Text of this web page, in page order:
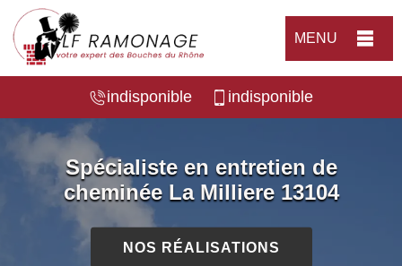
MENU
indisponible indisponible
Spécialiste en entretien de
cheminée La Milliere 13104
NOS RÉALISATIONS